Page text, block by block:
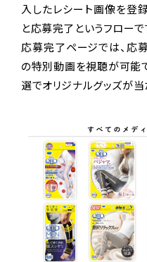
入したレシート画像を登
と応募完了というフローで
応募完了ページでは、応
の特別動画を視聴が可能
選でオリジナルグッズが当